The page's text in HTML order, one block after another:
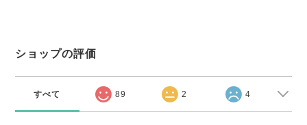
ショップの評価
すべて 89 2 4